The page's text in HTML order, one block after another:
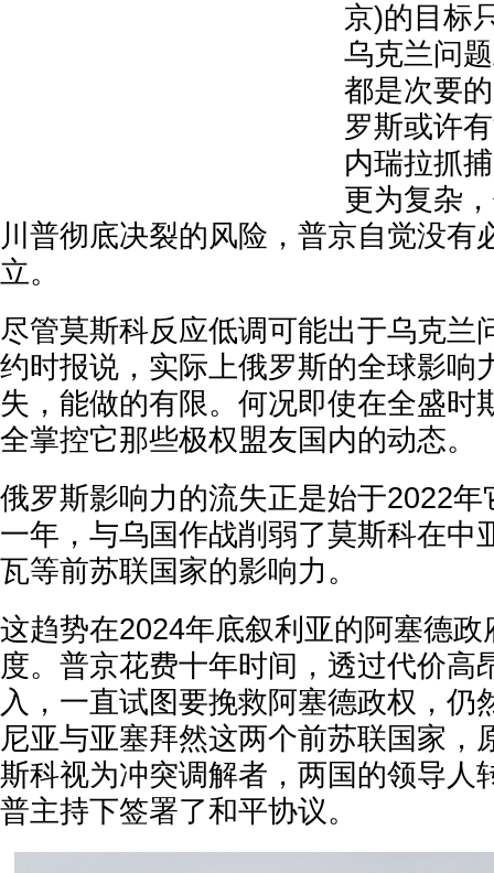
京)的目标
乌克兰问
都是次要
罗斯或许
内瑞拉抓
更为复杂
川普彻底决裂的风险，普京自觉没有
立。
尽管莫斯科反应低调可能出于乌克兰
约时报说，实际上俄罗斯的全球影响
失，能做的有限。何况即使在全盛时
全掌控它那些极权盟友国内的动态。
俄罗斯影响力的流失正是始于2022
一年，与乌国作战削弱了莫斯科在中
瓦等前苏联国家的影响力。
这趋势在2024年底叙利亚的阿塞德
度。普京花费十年时间，透过代价高
入，一直试图要挽救阿塞德政权，仍
尼亚与亚塞拜然这两个前苏联国家，
斯科视为冲突调解者，两国的领导人
普主持下签署了和平协议。